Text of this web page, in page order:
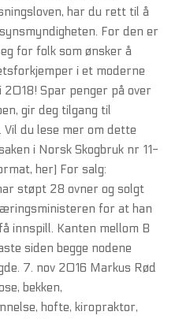
har du rett til å
For den er
for folk som ønsker å
i et moderne
Spar penger på over
gir deg tilgang til
du lese mer om dette
i Norsk Skogbruk nr 11-
her) For salg:
støpt 28 ovner og solgt
for at han
innspill. Kanten mellom B
siden begge nodene
7. nov 2016 Markus Rød
bekken,
hofte, kiropraktor,